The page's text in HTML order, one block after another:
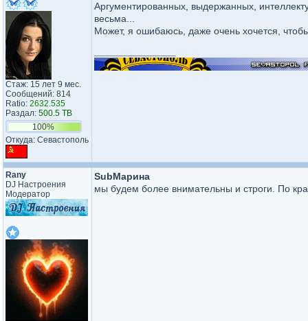
Стаж: 15 лет 9 мес.
Сообщений: 814
Ratio: 2632.535
Раздал: 500.5 TB
100%
Откуда: Севастополь
Аргументированных, выдержанных,
весьма...
Может, я ошибаюсь, даже очень хочется,
Rany
DJ Настроения
Модератор
SubМарина
мы будем более внимательны и строги. По